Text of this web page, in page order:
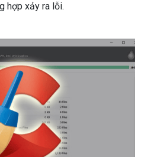
hợp xảy ra lỗi.